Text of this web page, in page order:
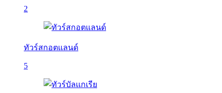
2
ทัวร์สกอตแลนด์
5